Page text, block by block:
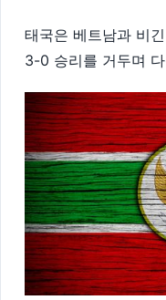
태국은 베트남과 비
3-0 승리를 거두며